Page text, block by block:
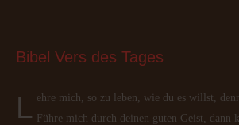
Bibel Vers des Tages
Lehre mich, so zu leben, wie du es willst, denn du bist mein Gott! Führe mich durch deinen guten Geist, dann